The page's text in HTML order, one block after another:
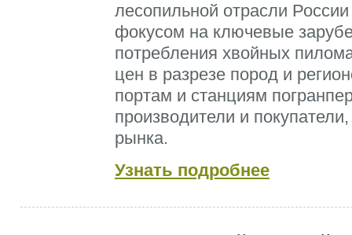
лесопильной отрасли России
фокусом на ключевые
потребления хвойных
цен в разрезе пород и
портам и станциям
производители и
рынка.
Узнать подробнее